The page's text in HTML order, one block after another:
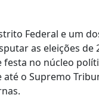
Federal e um
as eleições de
festa no núcleo
o Supremo